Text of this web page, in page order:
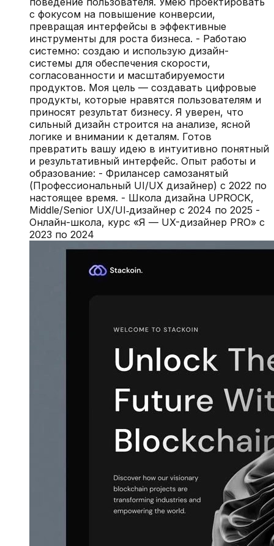
с фокусом на повышение конверсии,
превращая интерфейсы в эффективные
инструменты для роста бизнеса. - Работаю
системно: создаю и использую дизайн-
системы для обеспечения скорости,
согласованности и масштабируемости
продуктов. Моя цель — создавать цифровые
продукты, которые нравятся пользователям и
приносят результат бизнесу. Я уверен, что
сильный дизайн строится на анализе, ясной
логике и внимании к деталям. Готов
превратить вашу идею в интуитивно понятный
и результативный интерфейс. Опыт работы и
образование: - Фрилансер самозанятый
(Профессиональный UI/UX дизайнер) с 2022 по
настоящее время. - Школа дизайна UPROCK,
Middle/Senior UX/UI‑дизайнер с 2024 по 2025 -
Онлайн-школа, курс «Я — UX-дизайнер PRO» с
2023 по 2024